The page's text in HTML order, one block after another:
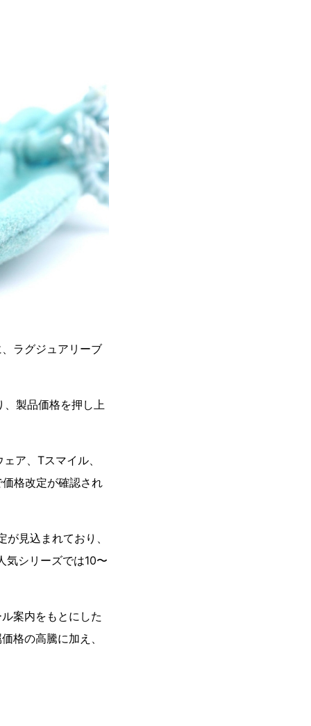
ラグジュアリーブ
製品価格を押し上
ア、Tスマイル、
格改定が確認され
見込まれており、
気シリーズでは10〜
案内をもとにした
格の高騰に加え、